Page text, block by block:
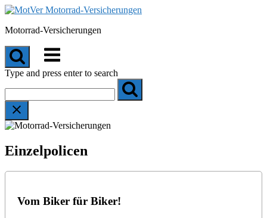
Skip
content
Motorrad-Versicherungen
Menu
Type and press enter to search
Einzelpolicen
Vom Biker für Biker!